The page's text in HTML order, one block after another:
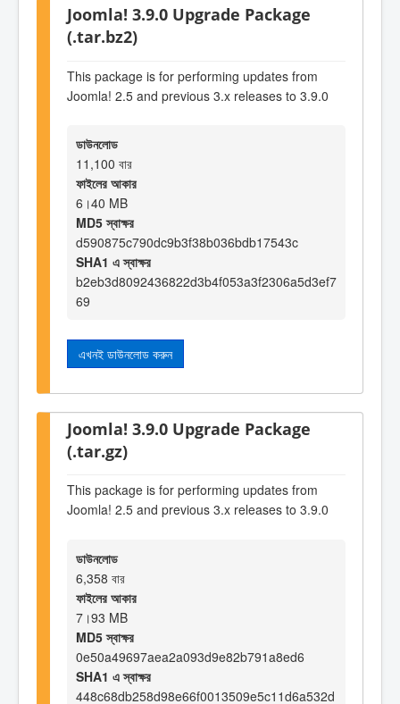
Joomla! 3.9.0 Upgrade Package
(.tar.bz2)
This package is for performing updates from
Joomla! 2.5 and previous 3.x releases to 3.9.0
ডাউনলোড
11,100 বার
ফাইলের আকার
6।40 MB
MD5 স্বাক্ষর
d590875c790dc9b3f38b036bdb17543c
SHA1 এ স্বাক্ষর
b2eb3d8092436822d3b4f053a3f2306a5d3ef7
69
এখনই ডাউনলোড করুন
Joomla! 3.9.0 Upgrade Package
(.tar.gz)
This package is for performing updates from
Joomla! 2.5 and previous 3.x releases to 3.9.0
ডাউনলোড
6,358 বার
ফাইলের আকার
7।93 MB
MD5 স্বাক্ষর
0e50a49697aea2a093d9e82b791a8ed6
SHA1 এ স্বাক্ষর
448c68db258d98e66f0013509e5c11d6a532d